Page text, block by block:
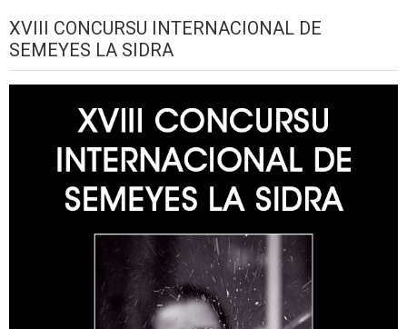
XVIII CONCURSU INTERNACIONAL DE
SEMEYES LA SIDRA